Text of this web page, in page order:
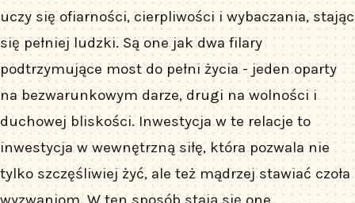
uczy się ofiarności, cierpliwości i wybaczania, stając
się pełniej ludzki. Są one jak dwa filary
podtrzymujące most do pełni życia - jeden oparty
na bezwarunkowym darze, drugi na wolności i
duchowej bliskości. Inwestycja w te relacje to
inwestycja w wewnętrzną siłę, która pozwala nie
tylko szczęśliwiej żyć, ale też mądrzej stawiać czoła
wyzwaniom. W ten sposób stają się one